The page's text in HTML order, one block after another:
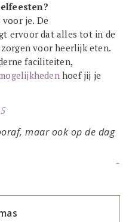
je. De
ervoor dat alles tot in de
voor heerlijk eten.
faciliteiten,
hoef jij je
maar ook op de dag
~